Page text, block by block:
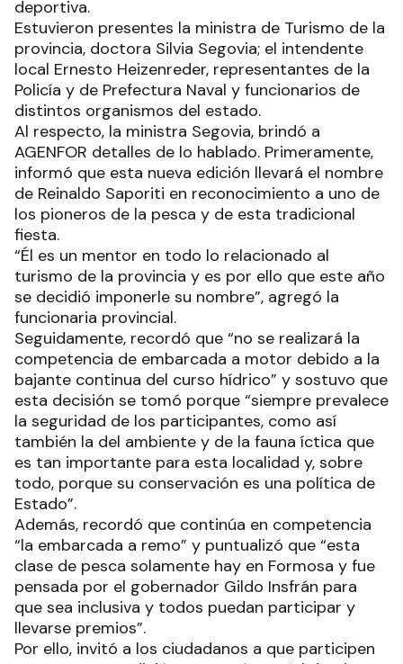
deportiva.
Estuvieron presentes la ministra de Turismo de la
provincia, doctora Silvia Segovia; el intendente
local Ernesto Heizenreder, representantes de la
Policía y de Prefectura Naval y funcionarios de
distintos organismos del estado.
Al respecto, la ministra Segovia, brindó a
AGENFOR detalles de lo hablado. Primeramente,
informó que esta nueva edición llevará el nombre
de Reinaldo Saporiti en reconocimiento a uno de
los pioneros de la pesca y de esta tradicional
fiesta.
“Él es un mentor en todo lo relacionado al
turismo de la provincia y es por ello que este año
se decidió imponerle su nombre”, agregó la
funcionaria provincial.
Seguidamente, recordó que “no se realizará la
competencia de embarcada a motor debido a la
bajante continua del curso hídrico” y sostuvo que
esta decisión se tomó porque “siempre prevalece
la seguridad de los participantes, como así
también la del ambiente y de la fauna íctica que
es tan importante para esta localidad y, sobre
todo, porque su conservación es una política de
Estado”.
Además, recordó que continúa en competencia
“la embarcada a remo” y puntualizó que “esta
clase de pesca solamente hay en Formosa y fue
pensada por el gobernador Gildo Insfrán para
que sea inclusiva y todos puedan participar y
llevarse premios”.
Por ello, invitó a los ciudadanos a que participen